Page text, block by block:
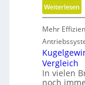
Weiterlesen:
M
e
h
r
l
Mehr
Vergleich
In vielen
noch